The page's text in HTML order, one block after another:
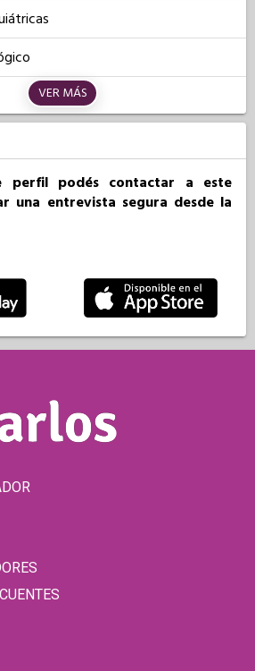
VER MÁS
perfil podés contactar a este
una entrevista segura desde la